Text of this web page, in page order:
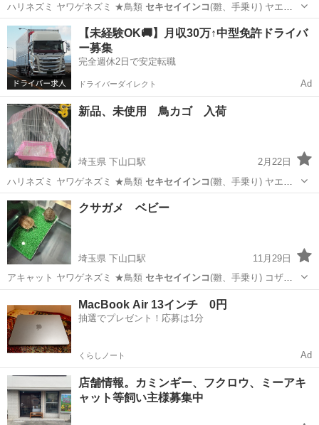
ハリネズミ ヤワゲネズミ ★鳥類 セキセイインコ (雛、手乗り) ヤエザ
クラインコ …
埼玉 所沢市 下山口駅 ペット クサガメ
【未経験OK🚚】月収30万↑中型免許ドライバ
ー募集
完全週休2日で安定転職
ドライバーダイレクト Ad
新品、未使用 鳥カゴ 入荷
埼玉県 下山口駅
2月22日
ハリネズミ ヤワゲネズミ ★鳥類 セキセイインコ (雛、手乗り) ヤエザ
クラインコ …
埼玉 所沢市 下山口駅 ペット用品
クサガメ ベビー
埼玉県 下山口駅
11月29日
アキャット ヤワゲネズミ ★鳥類 セキセイインコ (雛、手乗り) コザク
ラインコ …
その他のペット
MacBook Air 13インチ 0円
抽選でプレゼント！応募は1分
くらしノート Ad
店舗情報。カミンギー、フクロウ、ミーアキ
ャット等飼い主様募集中